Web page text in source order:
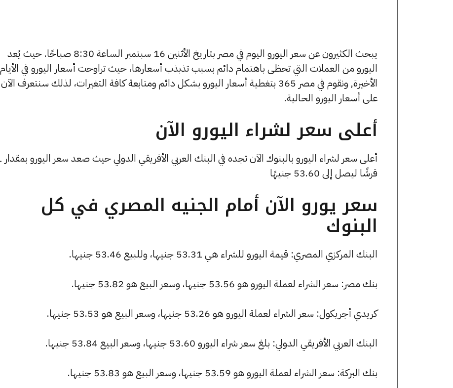
يبحث الكثيرون عن سعر اليورو اليوم في مصر بتاريخ الأثنين 16 سبتمبر الساعة 8:30 صباحًا. حيث يُعد
اليورو من العملات التي تحظى باهتمام دائم بسبب تذبذب أسعارها، حيث تراوحت أسعار اليورو في الأيام
الأخيرة, ونقوم في مصر 365 بتغطية أسعار اليورو بشكل دائم ومتابعة كافة التغيرات، لذلك سنتعرف الآن
على أسعار اليورو الحالية.
أعلى سعر لشراء اليورو الآن
أعلى سعر لشراء
قرشًا ليصل إلى 53.60 جنيهًا
سعر يورو الآن أمام الجنيه المصري في كل
البنوك
البنك المركزي المصري: قيمة اليورو للشراء هي 53.31 جنيها، وللبيع 53.46 جنيها.
بنك مصر: سعر الشراء لعملة اليورو هو 53.56 جنيها، وسعر البيع هو 53.82 جنيها.
كريدي أجريكول: سعر الشراء لعملة اليورو هو 53.26 جنيها، وسعر البيع هو 53.53 جنيها.
البنك العربي الأفريقي الدولي: بلغ سعر شراء اليورو 53.60 جنيها، وسعر البيع 53.84 جنيها.
بنك البركة: سعر الشراء لعملة اليورو هو 53.59 جنيها، وسعر البيع هو 53.83 جنيها.